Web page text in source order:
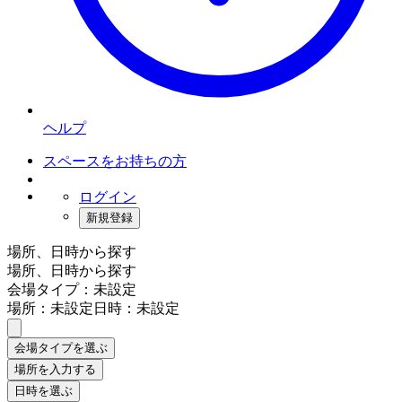
ヘルプ
スペースをお持ちの方
ログイン
新規登録
場所、日時から探す
場所、日時から探す
会場タイプ：未設定
場所：未設定日時：未設定
会場タイプを選ぶ
場所を入力する
日時を選ぶ